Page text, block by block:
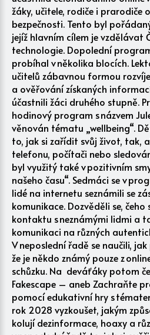
žáky, učitele, rodiče i prarodiče
bezpečnosti. Tento byl
jejíž hlavním cílem je vzdělávat
technologie. Dopolední
probíhal v několika blocích.
učitelů zábavnou formou
a ověřování získaných
účastnili žáci druhého stupně.
hodinový program s názvem
věnován tématu „wellbeing“.
to, jak si zařídit svůj život, tak,
telefonu, počítači nebo
byl využitý také v pozitivním
našeho času“. Sedmáci se v
lidé na internetu seznámili se
komunikace. Dozvěděli se,
kontaktu s neznámými lidmi a
komunikaci na různých
V neposlední řadě se naučili,
že je někdo známý pouze z
schůzku. Na deváťáky potom
Fakescape – aneb Zachraňte
pomocí edukativní hry s
rok 2028 vyzkoušet, jakým
kolují dezinformace, hoaxy a